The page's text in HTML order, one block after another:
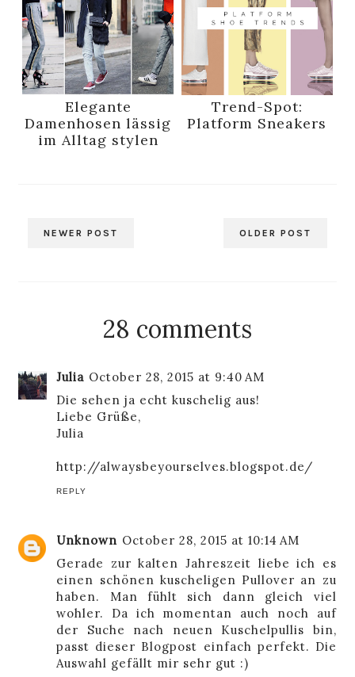
Elegante
Damenhosen lässig
im Alltag stylen
Trend-Spot:
Platform Sneakers
NEWER POST OLDER POST
28 comments
Julia October 28, 2015 at 9:40 AM
Die sehen ja echt kuschelig aus!
Liebe Grüße,
Julia
http://alwaysbeyourselves.blogspot.de/
REPLY
Unknown October 28, 2015 at 10:14 AM
Gerade zur kalten Jahreszeit liebe ich es
einen schönen kuscheligen Pullover an zu
haben. Man fühlt sich dann gleich viel
wohler. Da ich momentan auch noch auf
der Suche nach neuen Kuschelpullis bin,
passt dieser Blogpost einfach perfekt. Die
Auswahl gefällt mir sehr gut :)